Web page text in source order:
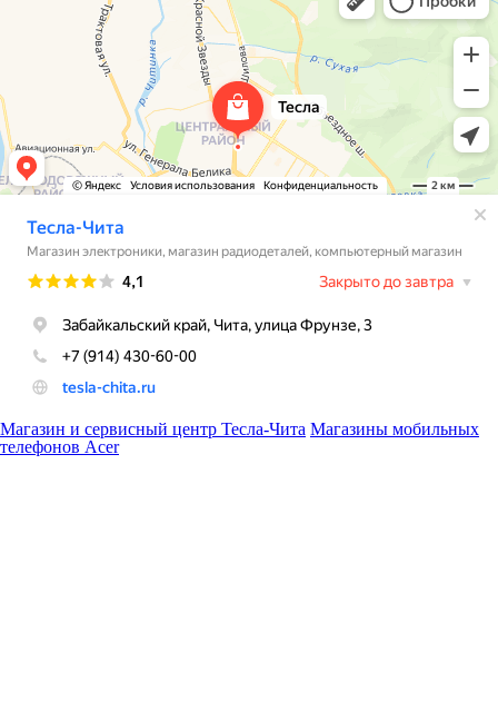
Магазин и сервисный центр Тесла-Чита Магазины мобильных
телефонов Acer